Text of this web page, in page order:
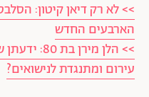
>> לא רק דיאן קיטון:
הארבעים החדש
>> הלן
עירום ומתנגדת לנישואים?